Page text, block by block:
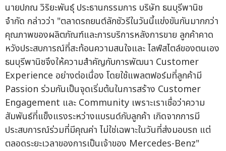
นายปภณ วิริยะพันธุ์ ประธานกรรมการ บริษัท ธนบุรีพานิช
จำกัด กล่าวว่า "ตลาดรถยนต์ลักชัวรีในวันนี้แข่งขันกันมากกว่า
คุณภาพของผลิตภัณฑ์และการบริการหลังการขาย ลูกค้าคาด
หวังประสบการณ์ที่สะท้อนความสนใจและ ไลฟ์สไตล์ของตนเอง
ธนบุรีพานิชจึงให้ความสำคัญกับการพัฒนา Customer
Experience อย่างต่อเนื่อง โดยใช้แพลตฟอร์มที่ลูกค้ามี
Passion ร่วมกันเป็นจุดเริ่มต้นในการสร้าง Customer
Engagement และ Community เพราะเราเชื่อว่าความ
สัมพันธ์ที่แข็งแรงระหว่างแบรนด์กับลูกค้า เกิดจากการมี
ประสบการณ์ร่วมที่มีคุณค่า ไม่ใช่เฉพาะในวันที่ส่งมอบรถ แต่
ตลอดระยะเวลาของการเป็นเจ้าของ Mercedes-Benz"